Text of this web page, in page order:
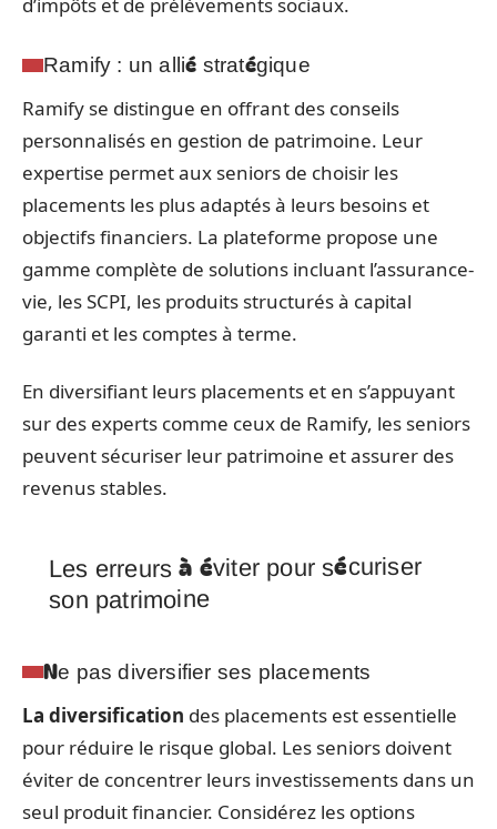
Ramify : un allié stratégique
Ramify se distingue en offrant des conseils
personnalisés en gestion de patrimoine. Leur
expertise permet aux seniors de choisir les
placements les plus adaptés à leurs besoins et
objectifs financiers. La plateforme propose une
gamme complète de solutions incluant l’assurance-
vie, les SCPI, les produits structurés à capital
garanti et les comptes à terme.
En diversifiant leurs placements et en s’appuyant
sur des experts comme ceux de Ramify, les seniors
peuvent sécuriser leur patrimoine et assurer des
revenus stables.
Les erreurs à éviter pour sécuriser
son patrimoine
Ne pas diversifier ses placements
La diversification des placements est essentielle
pour réduire le risque global. Les seniors doivent
éviter de concentrer leurs investissements dans un
seul produit financier. Considérez les options